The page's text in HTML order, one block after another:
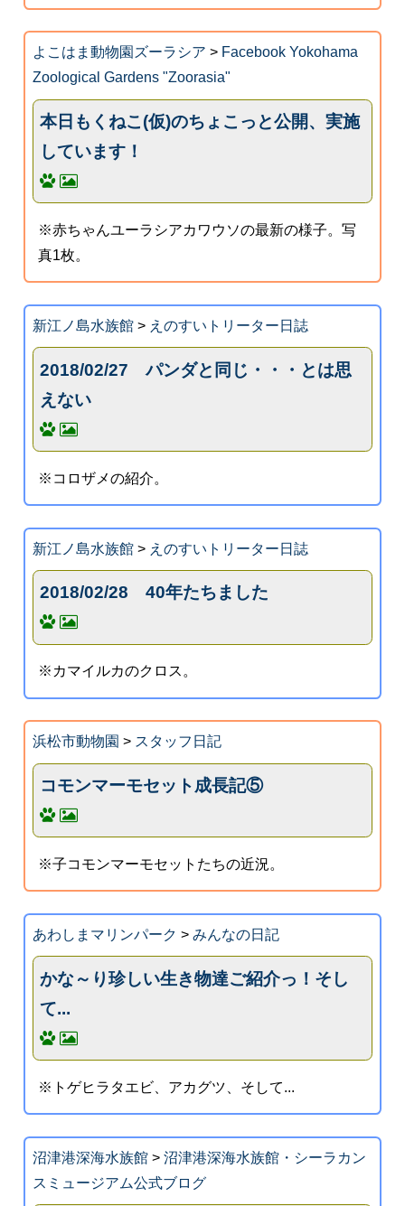
よこはま動物園ズーラシア > Facebook Yokohama
Zoological Gardens "Zoorasia"
本日もくねこ(仮)のちょこっと公開、実施
しています！
※赤ちゃんユーラシアカワウソの最新の様子。写
真1枚。
新江ノ島水族館> えのすいトリーター日誌
2018/02/27 パンダと同じ・・・とは思
えない
※コロザメの紹介。
新江ノ島水族館> えのすいトリーター日誌
2018/02/28 40年たちました
※カマイルカのクロス。
浜松市動物園 > スタッフ日記
コモンマーモセット成長記⑤
※子コモンマーモセットたちの近況。
あわしまマリンパーク > みんなの日記
かな～り珍しい生き物達ご紹介っ！そし
て...
※トゲヒラタエビ、アカグツ、そして...
沼津港深海水族館> 沼津港深海水族館・シーラカン
スミュージアム公式ブログ